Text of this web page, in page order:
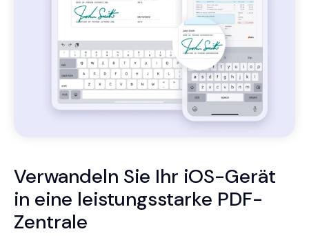
Verwandeln Sie Ihr iOS-Gerät
in eine leistungsstarke PDF-
Zentrale